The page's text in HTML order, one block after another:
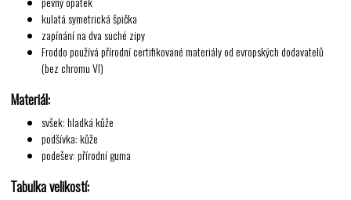
kulatá symetrická špička
zapínání na dva suché zipy
Froddo používá přírodní certifikované materiály od evropských dodavatelů
(bez chromu VI)
Materiál:
svšek: hladká kůže
podšívka: kůže
podešev: přírodní guma
Tabulka velikostí: